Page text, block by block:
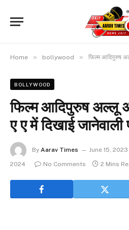
Home » bollywood » फिल्म आदिपुरुष अल्लू
BOLLYWOOD
फिल्म आदिपुरुष अल्लू
ए ए में दिखाई जानेवाली
By Aarav Times June 15, 2023
2024
No Comments 2 Mins